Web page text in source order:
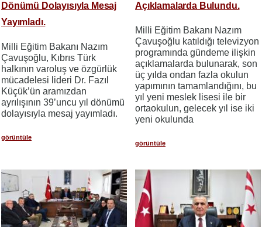
Dönümü Dolayısıyla Mesaj
Yayımladı.
Milli Eğitim Bakanı Nazım
Çavuşoğlu, Kıbrıs Türk
halkının varoluş ve özgürlük
mücadelesi lideri Dr. Fazıl
Küçük’ün aramızdan
ayrılışının 39’uncu yıl dönümü
dolayısıyla mesaj yayımladı.
görüntüle
Açıklamalarda Bulundu.
Milli Eğitim Bakanı Nazım
Çavuşoğlu katıldığı televizyon
programında gündeme ilişkin
açıklamalarda bulunarak, son
üç yılda ondan fazla okulun
yapımının tamamlandığını, bu
yıl yeni meslek lisesi ile bir
ortaokulun, gelecek yıl ise iki
yeni okulunda
görüntüle